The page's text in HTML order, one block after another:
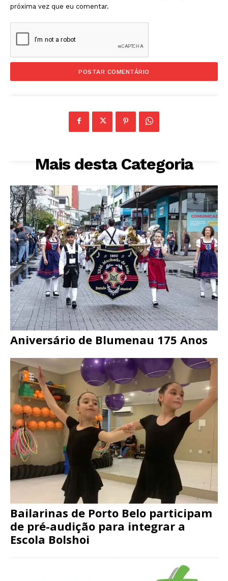
próxima vez que eu comentar.
Mais desta Categoria
Aniversário de Blumenau 175 Anos
Bailarinas de Porto Belo participam
de pré-audição para integrar a
Escola Bolshoi